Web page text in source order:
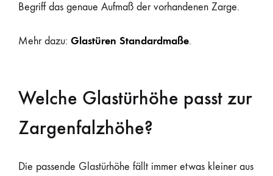
Begriff das genaue Aufmaß der vorhandenen Zarge.
Mehr dazu: Glastüren Standardmaße.
Welche Glastürhöhe passt zur
Zargenfalzhöhe?
Die passende Glastürhöhe fällt immer etwas kleiner aus